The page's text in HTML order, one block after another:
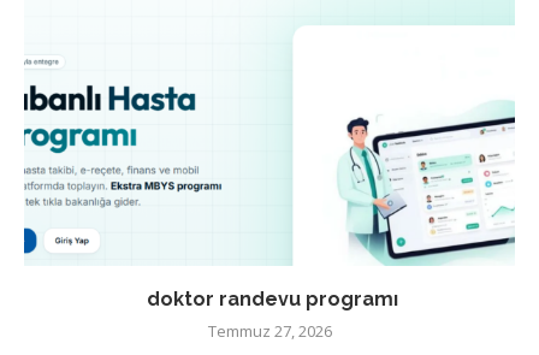
doktor randevu programı
Temmuz 27, 2026